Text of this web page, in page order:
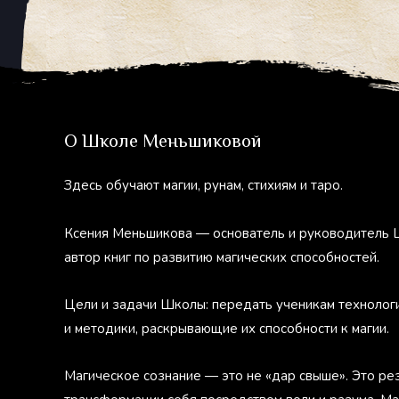
О Школе Меньшиковой
Здесь обучают магии, рунам, стихиям и таро.
Ксения Меньшикова — основатель и руководитель
автор книг по развитию магических способностей.
Цели и задачи Школы: передать ученикам
и методики, раскрывающие их способности к магии.
Магическое сознание — это не «дар свыше». Это